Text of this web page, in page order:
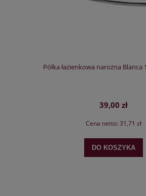
Półka łazienkowa narożna
39,00 zł
Cena netto: 31,71 zł
DO KOSZYKA